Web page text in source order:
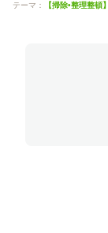
テーマ： 【掃除•整理整頓】